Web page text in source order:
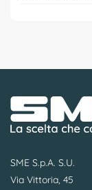
SME S.p.A. S.U.
Via Vittoria, 45